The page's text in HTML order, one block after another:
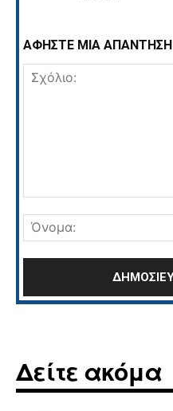
ΑΦΗΣΤΕ ΜΙΑ ΑΠΑΝΤΗΣΗ
Δείτε ακόμα